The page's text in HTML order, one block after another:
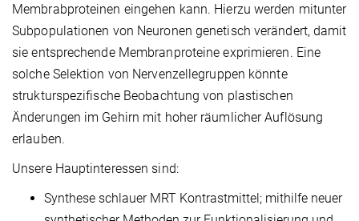
Membrabproteinen eingehen kann. Hierzu werden mitunter
Subpopulationen von Neuronen genetisch verändert, damit
sie entsprechende Membranproteine exprimieren. Eine
solche Selektion von Nervenzellegruppen könnte
strukturspezifische Beobachtung von plastischen
Änderungen im Gehirn mit hoher räumlicher Auflösung
erlauben.
Unsere Hauptinteressen sind:
Synthese schlauer MRT Kontrastmittel; mithilfe neuer